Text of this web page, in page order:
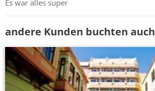
Es war alles super
andere Kunden buchten auch